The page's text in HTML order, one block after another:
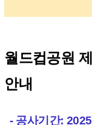
월드컵공원
안내
- 공사기간: